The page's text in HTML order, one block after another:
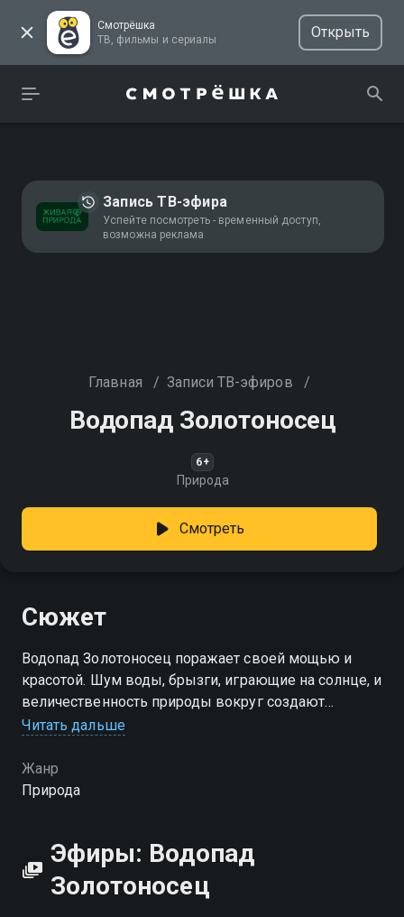
Смотрёшка
ТВ, фильмы и сериалы
Открыть
Запись ТВ-эфира
Успейте посмотреть - временный доступ,
возможна реклама
Главная / Записи ТВ-эфиров /
Водопад Золотоносец
6+
Природа
Смотреть
Сюжет
Водопад Золотоносец поражает своей мощью и
красотой. Шум воды, брызги, играющие на солнце, и
величественность природы вокруг создают
атмосферу абсолютного спокойствия и гармонии
Читать дальше
Жанр
Природа
Эфиры: Водопад
Золотоносец